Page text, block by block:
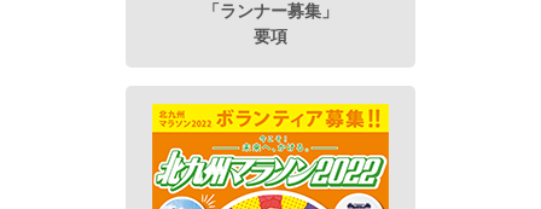
「ランナー募集」
要項